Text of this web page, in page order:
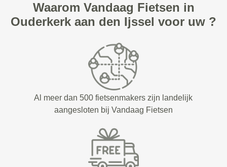
Waarom Vandaag Fietsen in
Ouderkerk aan den Ijssel voor uw ?
Al meer dan 500 fietsenmakers zijn landelijk
aangesloten bij Vandaag Fietsen